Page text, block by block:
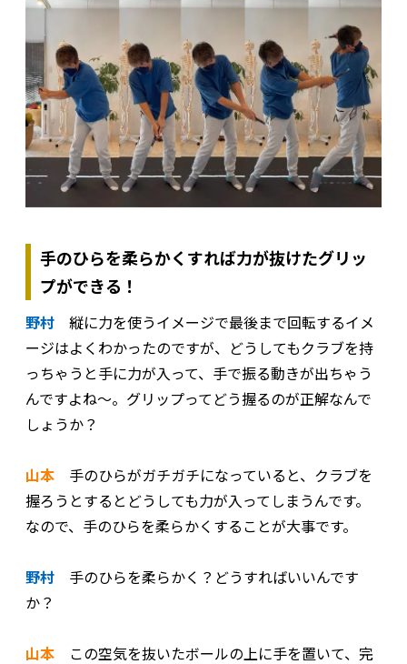
手のひらを柔らかくすれば力が抜けたグリッ
プができる！
野村 縦に力を使うイメージで最後まで回転するイメ
ージはよくわかったのですが、どうしてもクラブを持
っちゃうと手に力が入って、手で振る動きが出ちゃう
んですよね～。グリップってどう握るのが正解なんで
しょうか？
山本 手のひらがガチガチになっていると、クラブを
握ろうとするとどうしても力が入ってしまうんです。
なので、手のひらを柔らかくすることが大事です。
野村 手のひらを柔らかく？どうすればいいんです
か？
山本 この空気を抜いたボールの上に手を置いて、完